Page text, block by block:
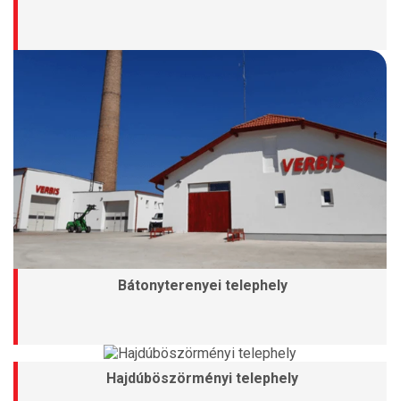
Bátonyterenyei telephely
Hajdúböszörményi telephely